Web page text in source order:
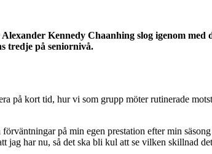
Kennedy Chaanhing slog igenom
tredje på seniornivå.
på kort tid, hur vi som grupp möter rutinerade
på min egen prestation efter min
jag har nu, så det ska bli kul att se vilken skillnad